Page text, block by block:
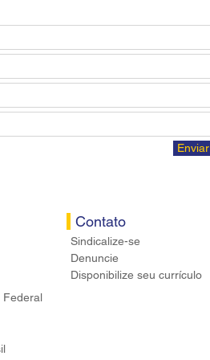
Enviar
Federal
Contato
Sindicalize-se
Denuncie
Disponibilize seu currículo